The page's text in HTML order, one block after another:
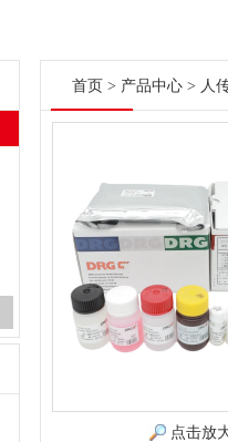
首页 > 产品中心 > 人
点击放